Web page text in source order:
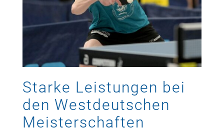
Starke Leistungen bei
den Westdeutschen
Meisterschaften